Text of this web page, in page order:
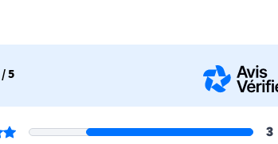
/ 5
3